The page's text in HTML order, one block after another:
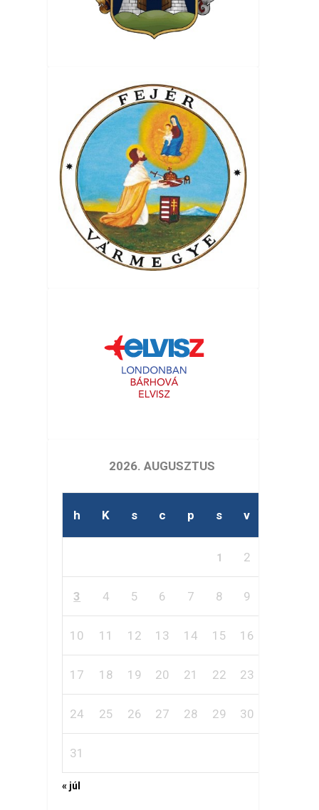
2026. AUGUSZTUS
h K s c p s v
1 2
3 4 5 6 7 8 9
10 11 12 13 14 15 16
17 18 19 20 21 22 23
24 25 26 27 28 29 30
31
« júl